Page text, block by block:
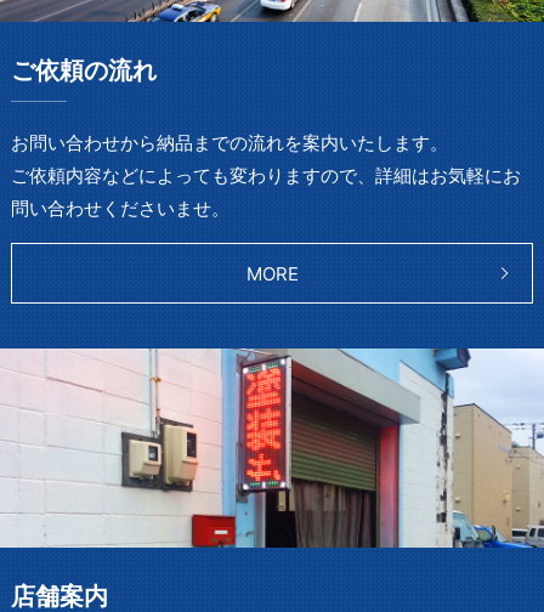
ご依頼の流れ
お問い合わせから納品までの流れを案内いたします。
ご依頼内容などによっても変わりますので、 詳細はお気軽にお
問い合わせくださいませ。
MORE
店舗案内